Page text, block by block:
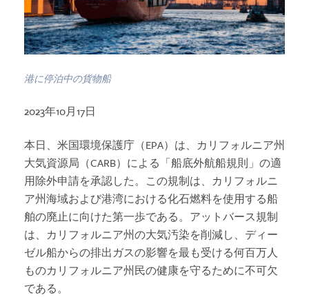
港に停泊中の貨物船
2023年10月17日
本日、米国環境保護庁（EPA）は、カリフォルニア州
大気資源局（CARB）による「船底外航船規則」の適
用除外申請を承認した。この規制は、カリフォルニ
ア州海域および港湾における化石燃料を使用する船
舶の廃止に向けた第一歩である。アットバース規制
は、カリフォルニア州の大気汚染を削減し、ディー
ゼル船からの排出ガスの影響を最も受ける何百万人
ものカリフォルニア州民の健康を守るために不可欠
である。